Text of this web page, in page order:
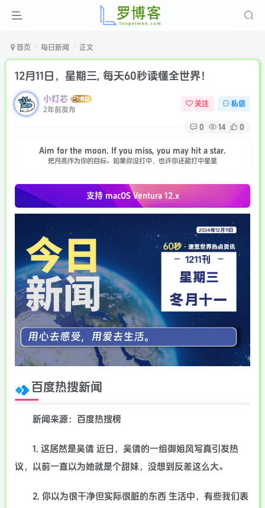
首页 每日新闻 正文
12月11日，星期三, 每天60秒读懂全世界！
小灯芯
2年前发布
关注 私信
0 14 0
Aim for the moon. If you miss, you may hit a star.
把月亮作为你的目标。如果你没打中，也许你还能打中星星
支持 macOSVentura 12.x
百度热搜新闻
新闻来源：百度热搜榜
1. 这居然是吴倩 近日，吴倩的一组御姐风写真引发热
议，以前一直以为她就是个甜妹，没想到反差这么大。
2. 你以为很干净但实际很脏的东西 生活中，有些我们表